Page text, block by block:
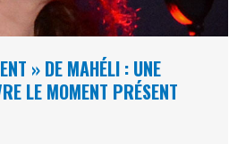
» DE MAHÉLI : UNE
LE MOMENT PRÉSENT